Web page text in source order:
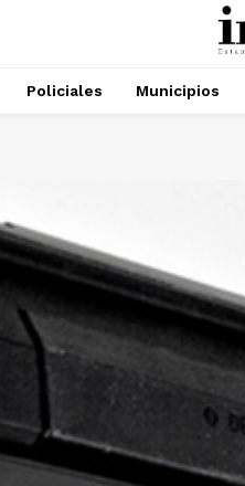
Policiales Municipios